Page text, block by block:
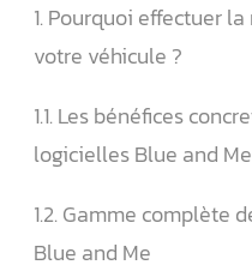
1. Pourquoi effectuer
votre véhicule ?
1.1. Les bénéfices
logicielles Blue and Me
1.2. Gamme complète
Blue and Me